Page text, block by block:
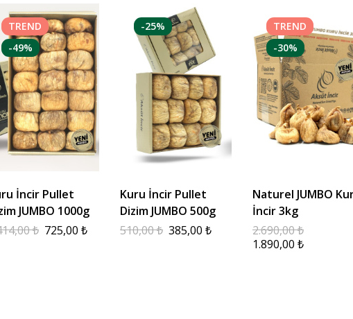
TREND
-49%
İncir Pullet
JUMBO 1000g
₺ 725,00 ₺
-25%
Kuru İncir Pullet
Dizim JUMBO 500g
510,00₺ 385,00 ₺
TREND
-30%
Naturel JUMBO
İncir 3kg
2.690,00₺
1.890,00 ₺